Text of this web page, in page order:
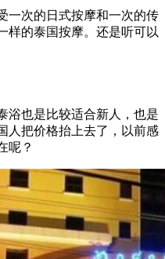
一次的日式按摩和一次的传
样的泰国按摩。还是听可以
浴也是比较适合新人，也是
人把价格抬上去了，以前感
呢？